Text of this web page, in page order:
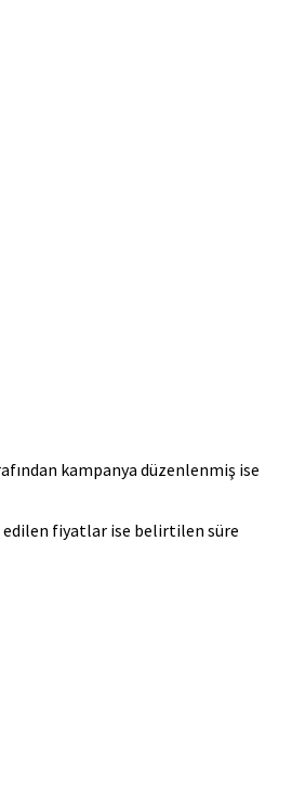
kampanya düzenlenmiş ise
edilen fiyatlar ise belirtilen süre